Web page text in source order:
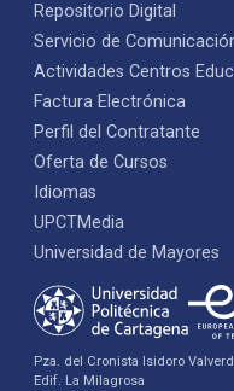
Repositorio Digital
Servicio de
Actividades Centros
Factura Electrónica
Perfil del Contratante
Oferta de Cursos
Idiomas
UPCTMedia
Universidad de Mayores
Pza. del Cronista Isidoro
Edif. La Milagrosa